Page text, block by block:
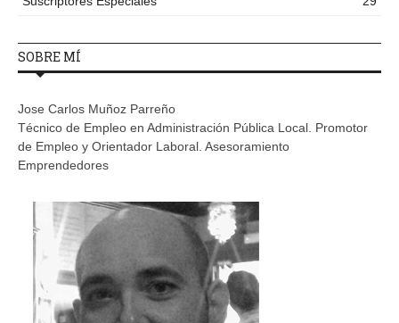
SOBRE MÍ
Jose Carlos Muñoz Parreño
Técnico de Empleo en Administración Pública Local. Promotor
de Empleo y Orientador Laboral. Asesoramiento
Emprendedores